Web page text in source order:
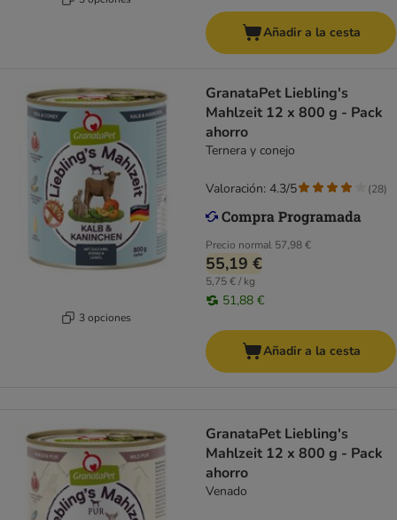
Añadir a la cesta
3 opciones
GranataPet Liebling's
Mahlzeit 12 x 800 g - Pack
ahorro
Ternera y conejo
Precio normal 57,98 €
55,19 €
5,75 € / kg
51,88 €
Valoración: 4.3/5 (28)
Añadir a la cesta
GranataPet Liebling's
Mahlzeit 12 x 800 g - Pack
ahorro
Venado